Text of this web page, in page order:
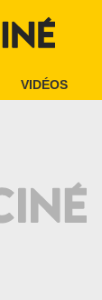
VIDÉOS